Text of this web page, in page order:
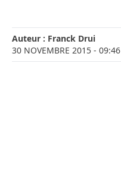
Auteur : Franck Drui
30 NOVEMBRE 2015 - 09:46